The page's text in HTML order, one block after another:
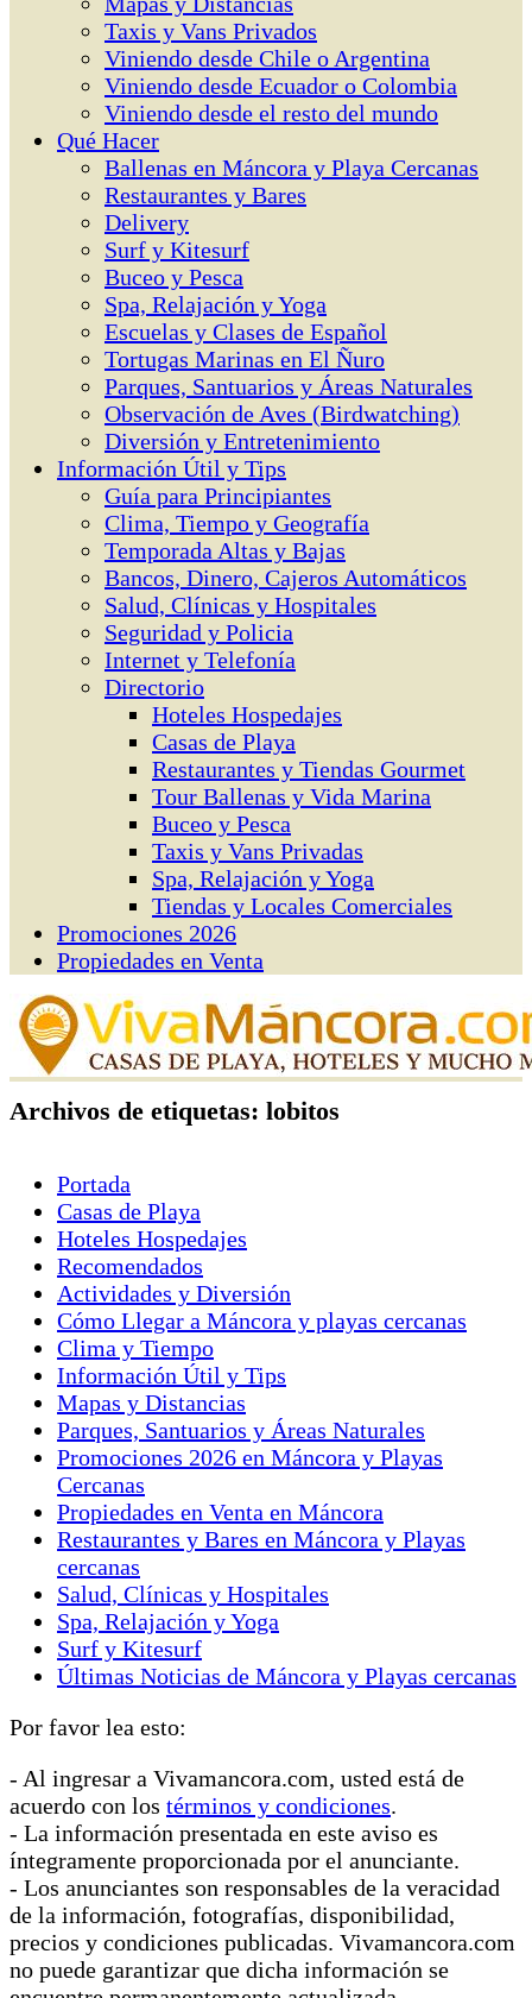
Taxis y Vans Privados
Viniendo desde Chile o Argentina
Viniendo desde Ecuador o Colombia
Viniendo desde el resto del mundo
Qué Hacer
Ballenas en Máncora y Playa Cercanas
Restaurantes y Bares
Delivery
Surf y Kitesurf
Buceo y Pesca
Spa, Relajación y Yoga
Escuelas y Clases de Español
Tortugas Marinas en El Ñuro
Parques, Santuarios y Áreas Naturales
Observación de Aves (Birdwatching)
Diversión y Entretenimiento
Información Útil y Tips
Guía para Principiantes
Clima, Tiempo y Geografía
Temporada Altas y Bajas
Bancos, Dinero, Cajeros Automáticos
Salud, Clínicas y Hospitales
Seguridad y Policia
Internet y Telefonía
Directorio
Hoteles Hospedajes
Casas de Playa
Restaurantes y Tiendas Gourmet
Tour Ballenas y Vida Marina
Buceo y Pesca
Taxis y Vans Privadas
Spa, Relajación y Yoga
Tiendas y Locales Comerciales
Promociones 2026
Propiedades en Venta
Archivos de etiquetas: lobitos
Portada
Casas de Playa
Hoteles Hospedajes
Recomendados
Actividades y Diversión
Cómo Llegar a Máncora y playas cercanas
Clima y Tiempo
Información Útil y Tips
Mapas y Distancias
Parques, Santuarios y Áreas Naturales
Promociones 2026 en Máncora y Playas
Cercanas
Propiedades en Venta en Máncora
Restaurantes y Bares en Máncora y Playas
cercanas
Salud, Clínicas y Hospitales
Spa, Relajación y Yoga
Surf y Kitesurf
Últimas Noticias de Máncora y Playas cercanas
Por favor lea esto:
- Al ingresar a Vivamancora.com, usted está de
acuerdo con los términos y condiciones.
- La información presentada en este aviso es
íntegramente proporcionada por el anunciante.
- Los anunciantes son responsables de la veracidad
de la información, fotografías, disponibilidad,
precios y condiciones publicadas. Vivamancora.com
no puede garantizar que dicha información se